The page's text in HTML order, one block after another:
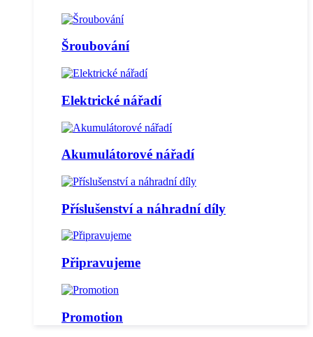
Šroubování
Elektrické nářadí
Akumulátorové nářadí
Příslušenství a náhradní díly
Připravujeme
Promotion